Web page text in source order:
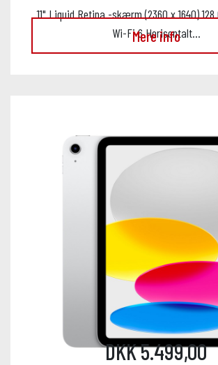
11" Liquid Retina -skærm (2360 x 1640)
Wi-Fi 6 Horisontalt…
Mere info
DKK 5.499,00